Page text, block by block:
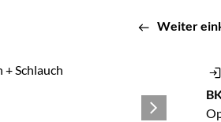
Weiter